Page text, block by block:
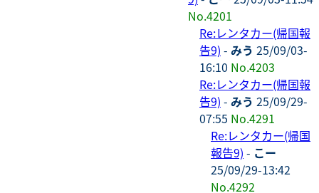
No.4201
Re:レンタカー(帰国報
告9) - みう 25/09/03-
16:10 No.4203
Re:レンタカー(帰国報
告9) - みう 25/09/29-
07:55 No.4291
Re:レンタカー(帰国
報告9) - こー
25/09/29-13:42
No.4292